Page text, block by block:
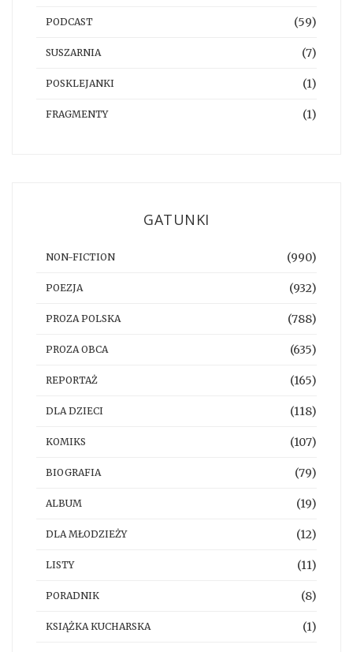
PODCAST (59)
SUSZARNIA (7)
POSKLEJANKI (1)
FRAGMENTY (1)
GATUNKI
NON-FICTION (990)
POEZJA (932)
PROZA POLSKA (788)
PROZA OBCA (635)
REPORTAŻ (165)
DLA DZIECI (118)
KOMIKS (107)
BIOGRAFIA (79)
ALBUM (19)
DLA MŁODZIEŻY (12)
LISTY (11)
PORADNIK (8)
KSIĄŻKA KUCHARSKA (1)